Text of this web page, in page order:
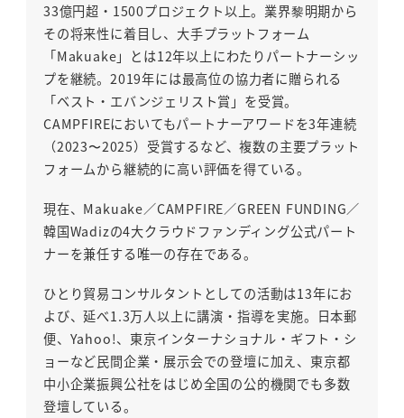
33億円超・1500プロジェクト以上。業界黎明期から
その将来性に着目し、大手プラットフォーム
「Makuake」とは12年以上にわたりパートナーシッ
プを継続。2019年には最高位の協力者に贈られる
「ベスト・エバンジェリスト賞」を受賞。
CAMPFIREにおいてもパートナーアワードを3年連続
（2023〜2025）受賞するなど、複数の主要プラット
フォームから継続的に高い評価を得ている。
現在、Makuake／CAMPFIRE／GREEN FUNDING／
韓国Wadizの4大クラウドファンディング公式パート
ナーを兼任する唯一の存在である。
ひとり貿易コンサルタントとしての活動は13年にお
よび、延べ1.3万人以上に講演・指導を実施。日本郵
便、Yahoo!、東京インターナショナル・ギフト・シ
ョーなど民間企業・展示会での登壇に加え、東京都
中小企業振興公社をはじめ全国の公的機関でも多数
登壇している。